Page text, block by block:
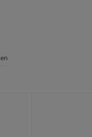
Poliéster